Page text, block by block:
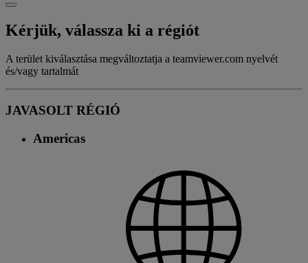
Kérjük, válassza ki a régiót
A terület kiválasztása megváltoztatja a teamviewer.com nyelvét
és/vagy tartalmát
JAVASOLT RÉGIÓ
Americas